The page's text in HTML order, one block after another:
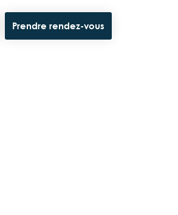
Prendre rendez-vous